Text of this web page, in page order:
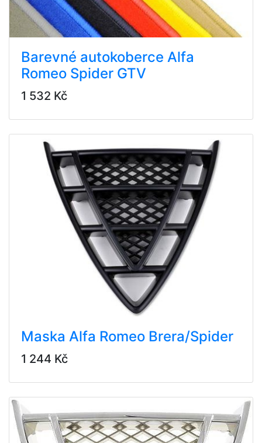
Barevné autokoberce Alfa
Romeo Spider GTV
1 532 Kč
Maska Alfa Romeo Brera/Spider
1 244 Kč